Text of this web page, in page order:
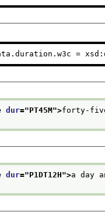
=
dur="PT45M">forty-
dur="P1DT12H">a day